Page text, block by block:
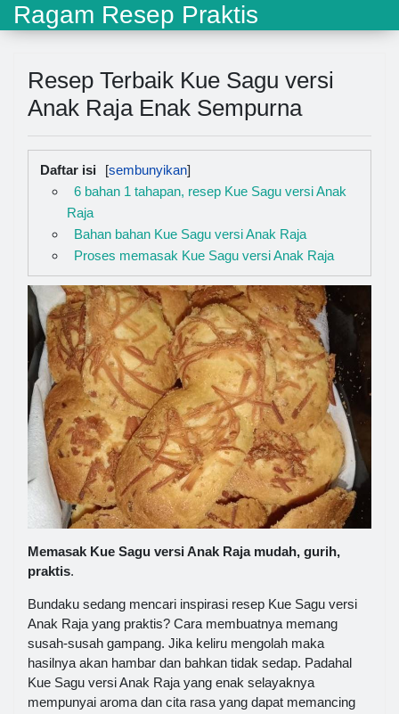
Ragam Resep Praktis
Resep Terbaik Kue Sagu versi
Anak Raja Enak Sempurna
Daftar isi
6 bahan 1 tahapan, resep Kue Sagu versi Anak
Raja
Bahan bahan Kue Sagu versi Anak Raja
Proses memasak Kue Sagu versi Anak Raja
Memasak Kue Sagu versi Anak Raja mudah, gurih,
praktis.
Bundaku sedang mencari inspirasi resep Kue Sagu versi
Anak Raja yang praktis? Cara membuatnya memang
susah-susah gampang. Jika keliru mengolah maka
hasilnya akan hambar dan bahkan tidak sedap. Padahal
Kue Sagu versi Anak Raja yang enak selayaknya
mempunyai aroma dan cita rasa yang dapat memancing